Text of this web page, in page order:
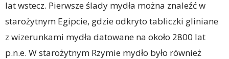
lat wstecz. Pierwsze ślady mydła można znaleźć w
starożytnym Egipcie, gdzie odkryto tabliczki gliniane
z wizerunkami mydła datowane na około 2800 lat
p.n.e. W starożytnym Rzymie mydło było również